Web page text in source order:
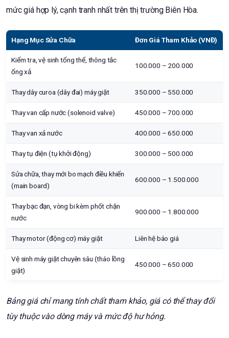
mức giá hợp lý, cạnh tranh nhất trên thị trường Biên Hòa.
Hạng Mục Sửa Chữa Đơn Giá Tham Khảo (VNĐ)
Kiểm tra, vệ sinh tổng thể, thông tắc
ống xả
100.000 – 200.000
Thay dây curoa (dây đai) máy giặt 350.000 – 550.000
Thay van cấp nước (solenoid valve) 450.000 – 700.000
Thay van xả nước 400.000 – 650.000
Thay tụ điện (tụ khởi động) 300.000 – 500.000
Sửa chữa, thay mới bo mạch điều khiển
(main board)
600.000 – 1.500.000
Thay bạc đạn, vòng bi kèm phốt chặn
nước
900.000 – 1.800.000
Thay motor (động cơ) máy giặt Liên hệ báo giá
Vệ sinh máy giặt chuyên sâu (tháo lồng
giặt)
450.000 – 650.000
Bảng giá chỉ mang tính chất tham khảo, giá có thể thay đổi
tùy thuộc vào dòng máy và mức độ hư hỏng.